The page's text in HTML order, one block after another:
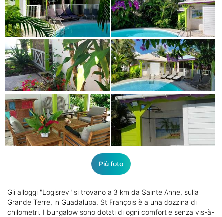
Più foto
Gli alloggi "Logisrev" si trovano a 3 km da Sainte Anne, sulla
Grande Terre, in Guadalupa. St François è a una dozzina di
chilometri. I bungalow sono dotati di ogni comfort e senza vis-à-